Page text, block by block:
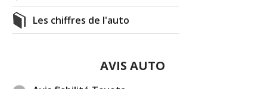
Les chiffres de l'auto
AVIS AUTO